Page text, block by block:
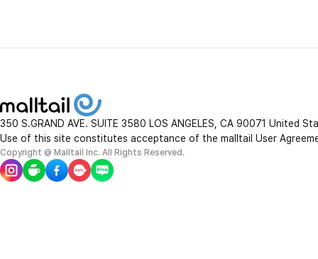
350 S.GRAND AVE. SUITE 3580 LOS ANGELES, CA 90071 United
Use of this site constitutes acceptance of the malltail User
Copyright @ Malltail Inc. All Rights Reserved.